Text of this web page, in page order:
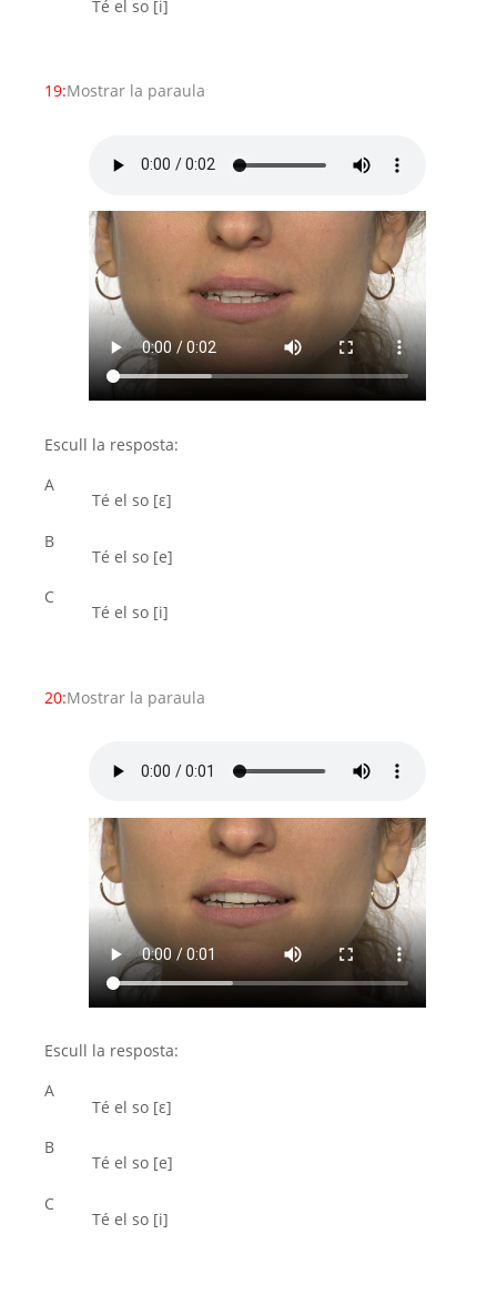
Té el so [i]
19:Mostrar la paraula
Escull la resposta:
A
Té el so [ε]
B
Té el so [e]
C
Té el so [i]
20:Mostrar la paraula
Escull la resposta:
A
Té el so [ε]
B
Té el so [e]
C
Té el so [i]